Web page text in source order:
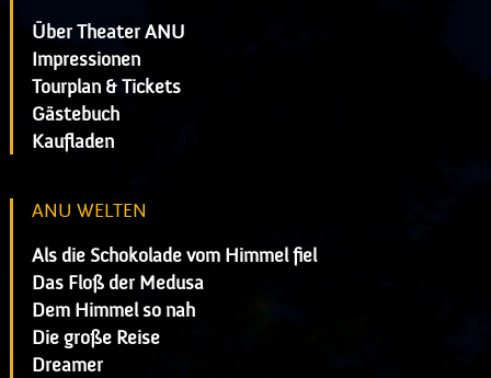
Über Theater ANU
Impressionen
Tourplan & Tickets
Gästebuch
Kaufladen
ANU WELTEN
Als die Schokolade vom Himmel fiel
Das Floß der Medusa
Dem Himmel so nah
Die große Reise
Dreamer